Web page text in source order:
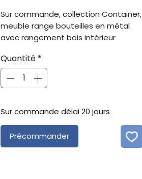
Sur commande, collection Container,
meuble range bouteilles en métal
avec rangement bois intérieur
Quantité *
Sur commande délai 20 jours
Précommander